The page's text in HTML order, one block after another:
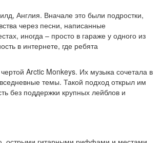
Англия. Вначале это были подростки,
через песни, написанные
иногда – просто в гараже у одного из
в интернете, где ребята
Arctic Monkeys. Их музыка сочетала в
темы. Такой подход открыл им
без поддержки крупных лейблов и